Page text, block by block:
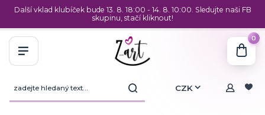
Další vklad klubíček bude 13. 8. 18:00 - 14. 8. 10:00. Sledujte naši FB
skupinu, stačí kliknout!
CZK
0